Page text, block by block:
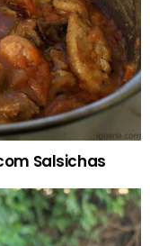
Salsichas